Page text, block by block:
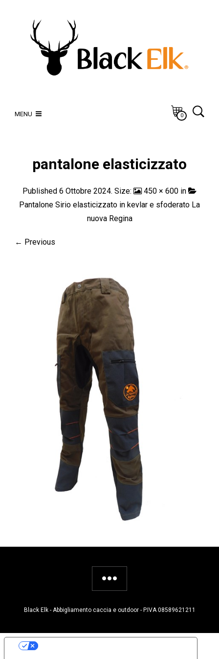
MENU 0
pantalone elasticizzato
Published 6 Ottobre 2024. Size: 450 × 600 in
Pantalone Sirio elasticizzato in kevlar e sfoderato La
nuova Regina
← Previous
Black Elk - Abbigliamento caccia e outdoor - P.IVA 08589621211
Le tue preferenze relative alla privacy